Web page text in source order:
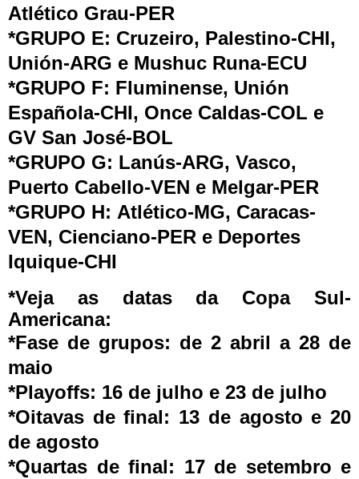
Atlético Grau-PER
*GRUPO E: Cruzeiro, Palestino-CHI,
Unión-ARG e Mushuc Runa-ECU
*GRUPO F: Fluminense, Unión
Española-CHI, Once Caldas-COL e
GV San José-BOL
*GRUPO G: Lanús-ARG, Vasco,
Puerto Cabello-VEN e Melgar-PER
*GRUPO H: Atlético-MG, Caracas-
VEN, Cienciano-PER e Deportes
Iquique-CHI
*Veja as datas da Copa Sul-
Americana:
*Fase de grupos: de 2 abril a 28 de
maio
*Playoffs: 16 de julho e 23 de julho
*Oitavas de final: 13 de agosto e 20
de agosto
*Quartas de final: 17 de setembro e